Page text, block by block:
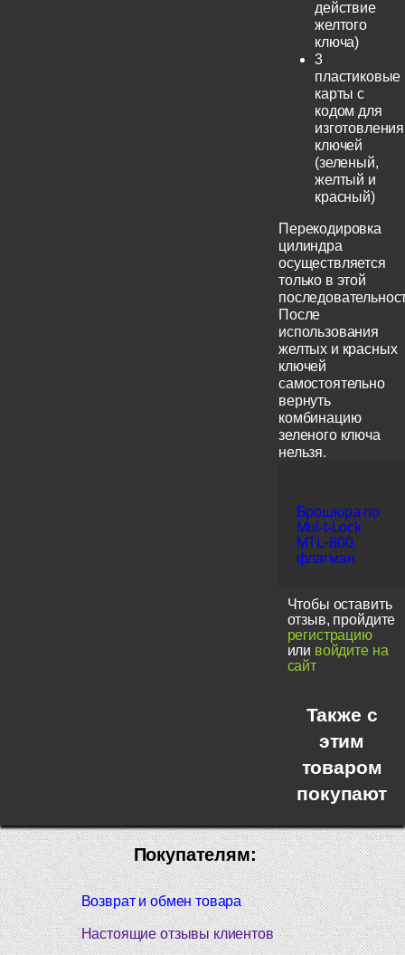
действие
желтого
ключа)
3
пластиковые
карты с
кодом для
изготовления
ключей
(зеленый,
желтый и
красный)
Перекодировка
цилиндра
осуществляется
только в этой
После
использования
желтых и красных
ключей
самостоятельно
вернуть
комбинацию
зеленого ключа
нельзя.
Брошюра по
Mul-t-Lock
MTL-800,
флагман
Чтобы оставить
отзыв, пройдите
регистрацию
или войдите на
сайт
Также с
этим
товаром
покупают
Покупателям:
Возврат и обмен товара
Настоящие отзывы клиентов